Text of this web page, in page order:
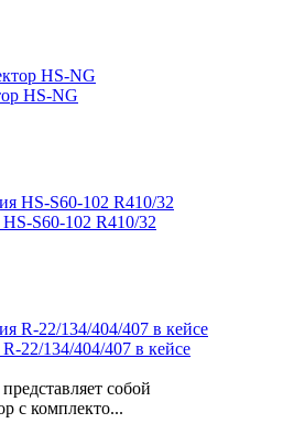
HS-NG
S60-102 R410/32
22/134/404/407 в кейсе
собой
с комплекто...